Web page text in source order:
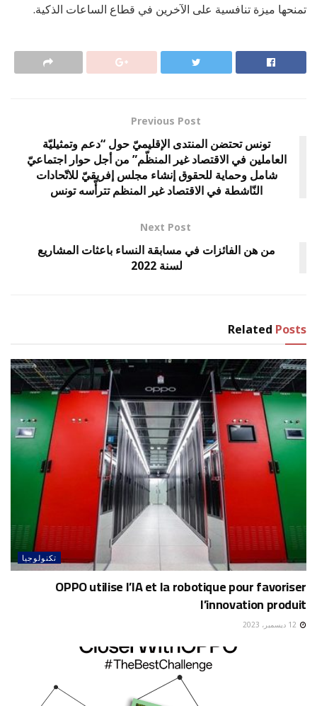
تمنحها ميزة تنافسية على الآخرين في قطاع الساعات الذكية.
Previous Post
تونس تحتضن المنتدى الإقليميّ حول “دعم وتمثيليّة
العاملين في الاقتصاد غير المنظّم” من أجل حوار اجتماعيّ
شامل وحماية للحقوق إنشاء مجلس إفريقيّ للاتّحادات
النّاشطة في الاقتصاد غير المنظم تترأّسه تونس
Next Post
من هن الفائزات في مسابقة النساء باعثات المشاريع
لسنة 2022
Related Posts
تكنولوجيا
OPPO utilise l’IA et la robotique pour favoriser
l’innovation produit
12 ديسمبر، 2023